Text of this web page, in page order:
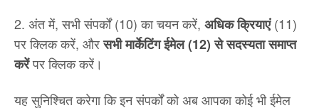
2. अंत में, सभी संपर्कों (10) का चयन करें, अधिक क्रियाएं(11)
पर क्लिक करें, औरसभी मार्केटिंग ईमेल (12) से सदस्यता समाप्त
करेंपर क्लिक करें।
यह सुनिश्चित करेगा कि इन संपर्कों को अब आपका कोई भी ईमेल